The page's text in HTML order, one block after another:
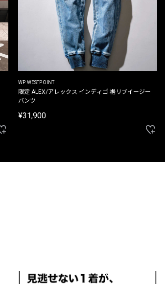
WP WESTPOINT
限定 ALEX/アレックス インディゴ 裾リブイージー
パンツ
¥31,900